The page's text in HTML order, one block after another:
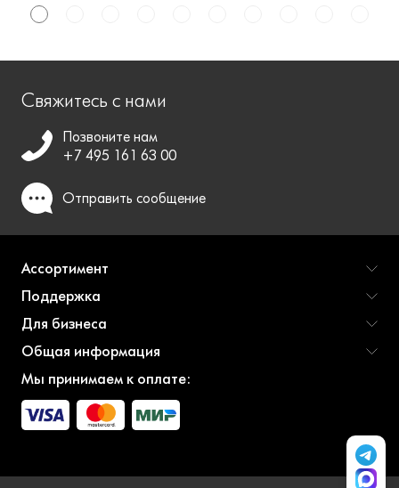
Свяжитесь с нами
Позвоните нам
+7 495 161 63 00
Отправить сообщение
Ассортимент
Поддержка
Для бизнеса
Общая информация
Мы принимаем к оплате: